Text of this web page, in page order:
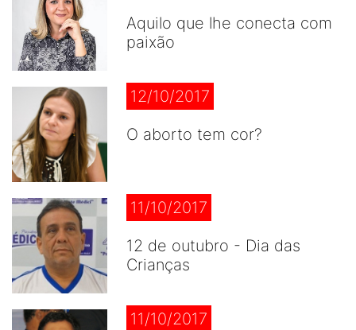
Aquilo que lhe conecta com
paixão
12/10/2017
O aborto tem cor?
11/10/2017
12 de outubro - Dia das
Crianças
11/10/2017